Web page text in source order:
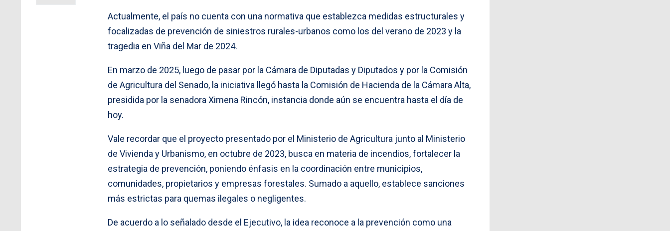
Actualmente, el país no cuenta con una normativa que establezca medidas estructurales y
focalizadas de prevención de siniestros rurales-urbanos como los del verano de 2023 y la
tragedia en Viña del Mar de 2024.
En marzo de 2025, luego de pasar por la Cámara de Diputadas y Diputados y por la Comisión
de Agricultura del Senado, la iniciativa llegó hasta la Comisión de Hacienda de la Cámara Alta,
presidida por la senadora Ximena Rincón, instancia donde aún se encuentra hasta el día de
hoy.
Vale recordar que el proyecto presentado por el Ministerio de Agricultura junto al Ministerio
de Vivienda y Urbanismo, en octubre de 2023, busca en materia de incendios, fortalecer la
estrategia de prevención, poniendo énfasis en la coordinación entre municipios,
comunidades, propietarios y empresas forestales. Sumado a aquello, establece sanciones
más estrictas para quemas ilegales o negligentes.
De acuerdo a lo señalado desde el Ejecutivo, la idea reconoce a la prevención como una